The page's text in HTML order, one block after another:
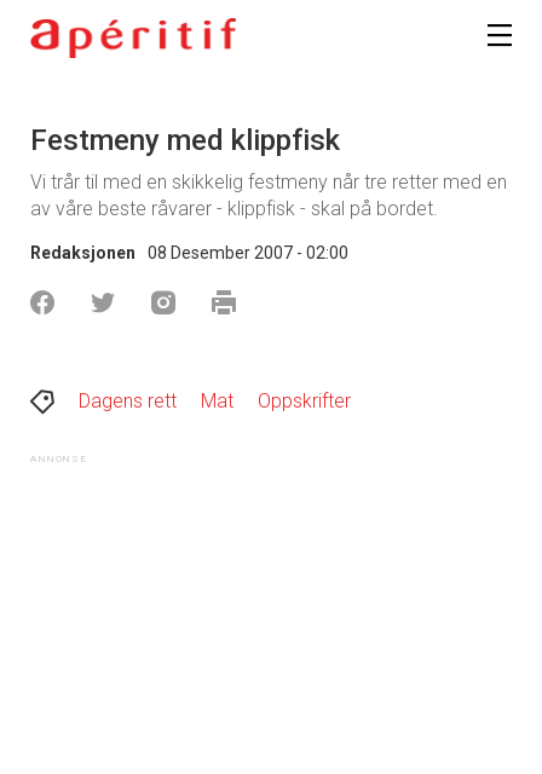
Festmeny med klippfisk
Vi trår til med en skikkelig festmeny når tre retter med en
av våre beste råvarer - klippfisk - skal på bordet.
Redaksjonen 08 Desember 2007 - 02:00
Dagens rett Mat Oppskrifter